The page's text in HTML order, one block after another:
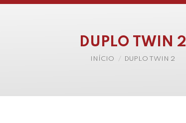
DUPLO TWIN 2
Você está aqui:
INÍCIO DUPLO TWIN 2